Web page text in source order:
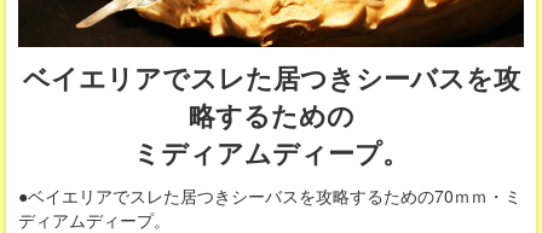
ベイエリアでスレた居つきシーバスを攻
略するための
ミディアムディープ。
●ベイエリアでスレた居つきシーバスを攻略するための70ｍｍ・ミ
ディアムディープ。